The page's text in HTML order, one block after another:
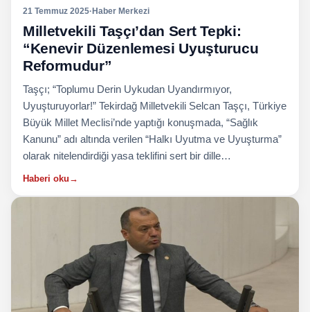
21 Temmuz 2025· Haber Merkezi
Milletvekili Taşçı’dan Sert Tepki:
“Kenevir Düzenlemesi Uyuşturucu
Reformudur”
Taşçı; “Toplumu Derin Uykudan Uyandırmıyor,
Uyuşturuyorlar!” Tekirdağ Milletvekili Selcan Taşçı, Türkiye
Büyük Millet Meclisi’nde yaptığı konuşmada, “Sağlık
Kanunu” adı altında verilen “Halkı Uyutma ve Uyuşturma”
olarak nitelendirdiği yasa teklifini sert bir dille…
Haberi oku →